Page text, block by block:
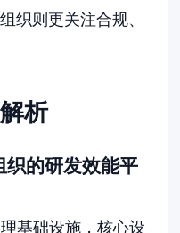
织则更关注合规、
析
织的研发效能平
基础设施，核心设